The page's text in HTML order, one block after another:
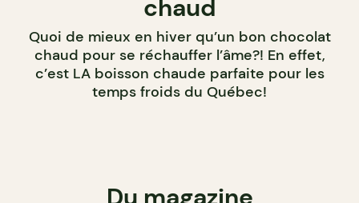
chaud
Quoi de mieux en hiver qu’un bon chocolat
chaud pour se réchauffer l’âme?! En effet,
c’est LA boisson chaude parfaite pour les
temps froids du Québec!
Du magazine